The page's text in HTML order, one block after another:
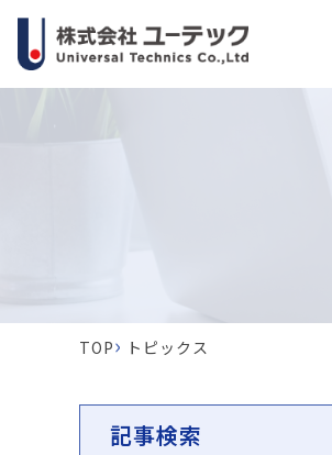
TOP› トピックス
記事検索